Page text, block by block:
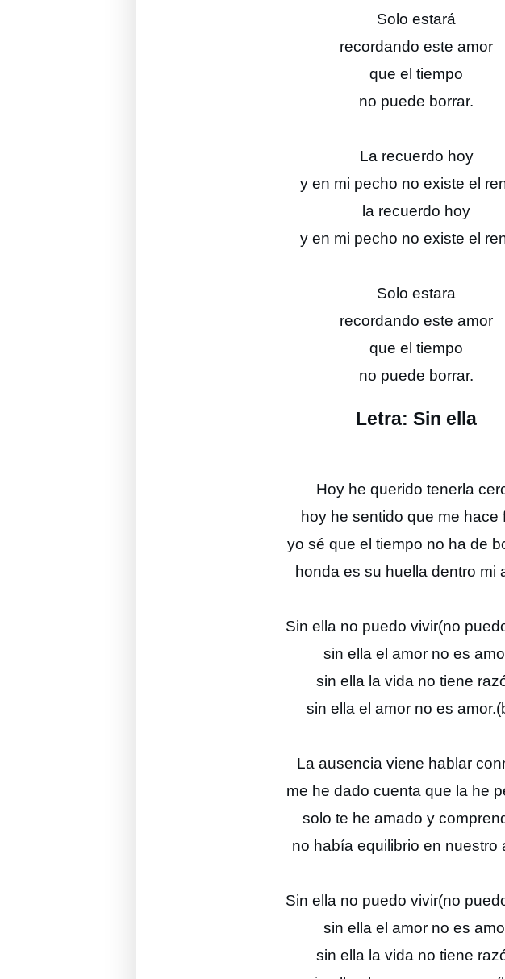
Solo estará
recordando este amor
que el tiempo
no puede borrar.
La recuerdo hoy
y en mi pecho no existe el
la recuerdo hoy
y en mi pecho no existe el
Solo estara
recordando este amor
que el tiempo
no puede borrar.
Letra: Sin ella
Hoy he querido tenerla
hoy he sentido que me hace
yo sé que el tiempo no ha de
honda es su huella dentro mi
Sin ella no puedo vivir(no
sin ella el amor no es
sin ella la vida no tiene
sin ella el amor no es
La ausencia viene hablar
me he dado cuenta que la he
solo te he amado y
no había equilibrio en nuestro
Sin ella no puedo vivir(no
sin ella el amor no es
sin ella la vida no tiene